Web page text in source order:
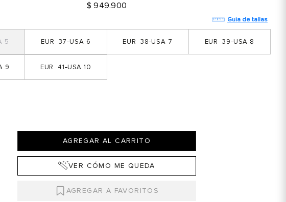
$ 949.900
Guia de tallas
5 6
37 7
38 8
39
9 10
41
AGREGAR AL CARRITO
VER CÓMO ME QUEDA